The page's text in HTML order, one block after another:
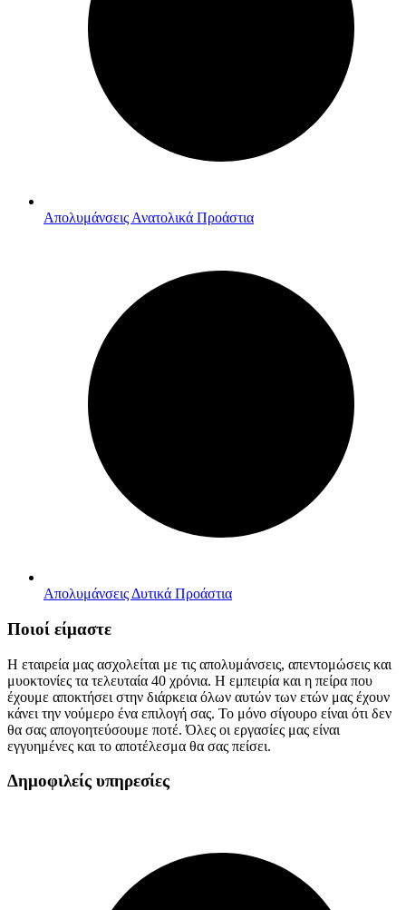
Απολυμάνσεις Ανατολικά Προάστια
Απολυμάνσεις Δυτικά Προάστια
Ποιοί είμαστε
Η εταιρεία μας ασχολείται με τις απολυμάνσεις, απεντομώσεις και
μυοκτονίες τα τελευταία 40 χρόνια. Η εμπειρία και η πείρα που
έχουμε αποκτήσει στην διάρκεια όλων αυτών των ετών μας έχουν
κάνει την νούμερο ένα επιλογή σας. Το μόνο σίγουρο είναι ότι δεν
θα σας απογοητεύσουμε ποτέ. Όλες οι εργασίες μας είναι
εγγυημένες και το αποτέλεσμα θα σας πείσει.
Δημοφιλείς υπηρεσίες